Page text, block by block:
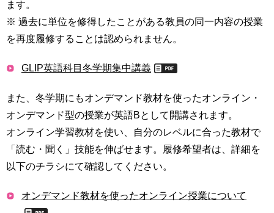
入
試
報
寄
を
す
る
お
い
一
般・
の
教
職
専
用
ます。
※ 過去に単位を修得したことがある教員の同一内容の授業
を再度履修することは認められません。
GLIP英語科目冬学期集中講義
また、冬学期にもオンデマンド教材を使ったオンライン・
オンデマンド型の授業が英語Bとして開講されます。
オンライン学習教材を使い、自分のレベルに合った教材で
「読む・聞く」技能を伸ばせます。履修希望者は、詳細を
以下のチラシにて確認してください。
オンデマンド教材を使ったオンライン授業について